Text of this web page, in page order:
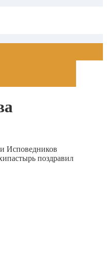
Исповедников
поздравил